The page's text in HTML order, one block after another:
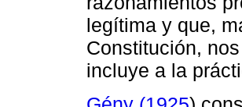
legítima y que,
Constitución,
incluye a la